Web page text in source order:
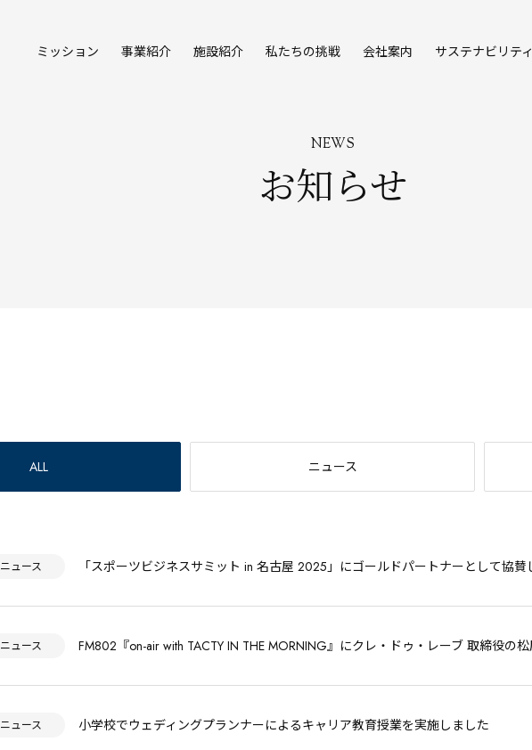
ミッション 事業紹介 施設紹介 私たちの挑戦 会社案内 サステナビリテ
NEWS
お知らせ
ALL ニュース
ニュース 「スポーツビジネスサミット in 名古屋 2025」にゴールドパートナーとして協賛
ニュース FM802『on-air with TACTY IN THE MORNING』にクレ・ドゥ・レーブ 取締役の
ニュース 小学校でウェディングプランナーによるキャリア教育授業を実施しました